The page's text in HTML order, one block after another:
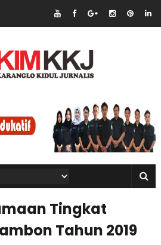
Tingkat
Tahun 2019